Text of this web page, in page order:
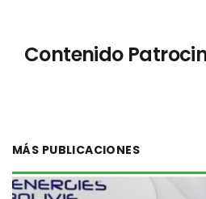
Contenido
MÁS PUBLICACIONES